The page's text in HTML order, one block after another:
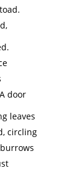
door
leaves
circling